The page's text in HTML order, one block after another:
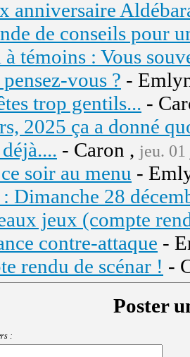
anniversaire
de conseils pour
témoins : Vous
vous ? -
trop gentils... -
2025 ça a donné
- Caron , jeu.
soir au menu -
Dimanche 28
jeux (compte
contre-attaque -
rendu de scénar ! -
Poster
: